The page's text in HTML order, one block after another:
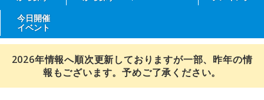
今日開催
イベント
2026年情報へ順次更新しておりますが一部、昨年の情
報もございます。予めご了承ください。